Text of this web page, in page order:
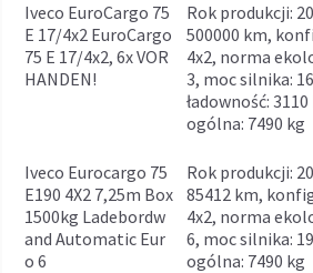
Iveco EuroCargo 75
E 17/4x2 EuroCargo
75 E 17/4x2, 6x VOR
HANDEN!
rok produkcji: 2006, przebieg:
500000 km,
4x2, norma
3, moc silnika:
ładowność:
ogólna: 7490 kg
Iveco Eurocargo 75
E190 4X2 7,25m Box
1500kg Ladebordw
and Automatic Eur
o 6
rok produkcji: 2022, przebieg:
85412 km,
4x2, norma
6, moc silnika:
ogólna: 7490 kg